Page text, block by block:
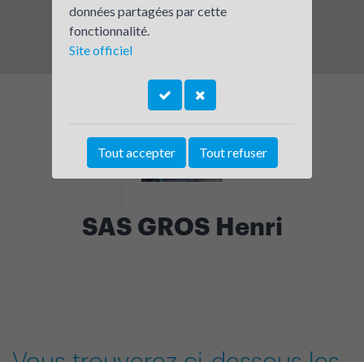
SAS GROS Henri
données partagées par cette
fonctionnalité.
Site officiel
Tout accepter Tout refuser